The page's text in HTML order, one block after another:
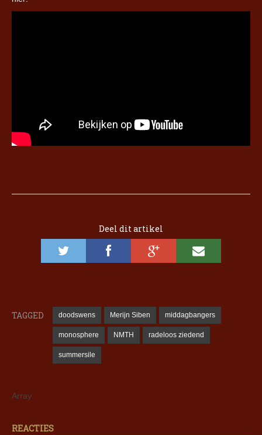
Deel dit artikel
TAGGED doodswens Merijn Siben middagbangers
monosphere NMTH radeloos ziedend
summersile
Array
REACTIES